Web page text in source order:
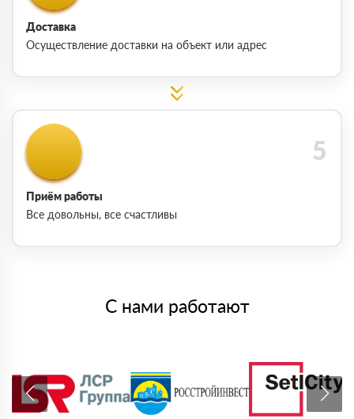
Доставка
Осуществление доставки на объект или адрес
Приём работы
Все довольны, все счастливы
С нами работают